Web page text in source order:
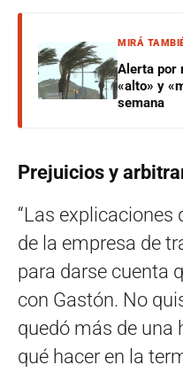
MIRÁ
Alerta por
«alto» y
semana
Prejuicios y
“Las
de la empresa de
para darse cuenta
con Gastón. No
quedó más de una
qué hacer en la